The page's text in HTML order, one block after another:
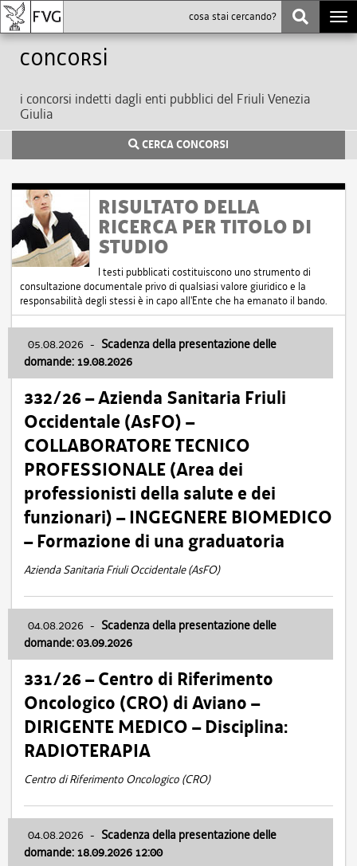
Concorsi
i concorsi indetti dagli enti pubblici del Friuli Venezia
Giulia
CERCA CONCORSI
RISULTATO DELLA
RICERCA PER TITOLO DI
STUDIO
I testi pubblicati costituiscono uno strumento di
consultazione documentale privo di qualsiasi valore giuridico e la
responsabilità degli stessi è in capo all'Ente che ha emanato il bando.
05.08.2026 - Scadenza della presentazione delle
domande: 19.08.2026
332/26 – Azienda Sanitaria Friuli
Occidentale (AsFO) –
COLLABORATORE TECNICO
PROFESSIONALE (Area dei
professionisti della salute e dei
funzionari) – INGEGNERE BIOMEDICO
– Formazione di una graduatoria
Azienda Sanitaria Friuli Occidentale (AsFO)
04.08.2026 - Scadenza della presentazione delle
domande: 03.09.2026
331/26 – Centro di Riferimento
Oncologico (CRO) di Aviano –
DIRIGENTE MEDICO – Disciplina:
RADIOTERAPIA
Centro di Riferimento Oncologico (CRO)
04.08.2026 - Scadenza della presentazione delle
domande: 18.09.2026 12:00